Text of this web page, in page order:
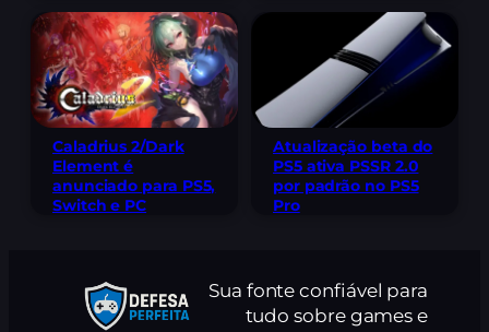
Caladrius 2/Dark
Element é
anunciado para PS5,
Switch e PC
Atualização beta do
PS5 ativa PSSR 2.0
por padrão no PS5
Pro
Sua fonte confiável para
tudo sobre games e